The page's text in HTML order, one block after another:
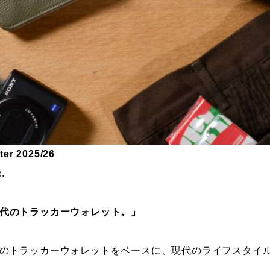
2025/26
のトラッカーウォレット。」
トラッカーウォレットをベースに、現代のライフスタイ